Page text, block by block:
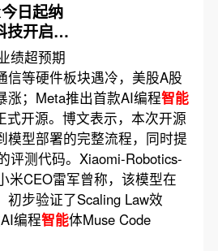
日起纳
技开启询
重组
绩超预期
信等硬件板块遇冷，美股A股
涨；Meta推出首款AI编程智能
开源。博文表示，本次开源
模型部署的完整流程，同时提
评测代码。Xiaomi-Robotics-
米CEO雷军曾称，该模型在
初步验证了Scaling Law效
编程智能体Muse Code